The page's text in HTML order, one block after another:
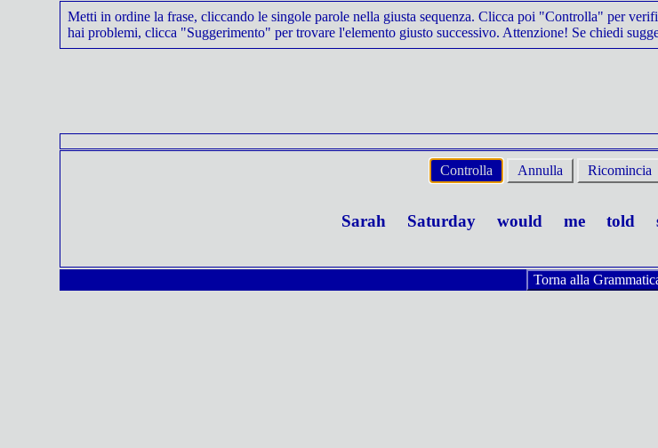
Metti in ordine la frase, cliccando le singole parole nella giusta sequenza. Clicca poi "Controlla" per
hai problemi, clicca "Suggerimento" per trovare l'elemento giusto successivo. Attenzione! Se chiedi
Controlla Annulla Ricomincia
Sarah Saturday would me told
Torna alla